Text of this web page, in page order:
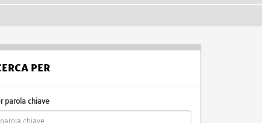
PER
parola chiave